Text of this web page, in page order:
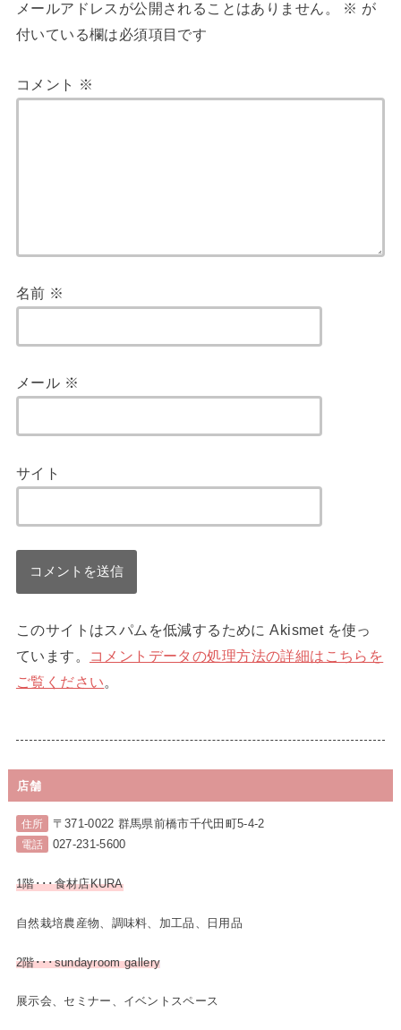
メールアドレスが公開されることはありません。 ※ が
付いている欄は必須項目です
コメント ※
名前 ※
メール ※
サイト
このサイトはスパムを低減するために Akismet を使っ
ています。
コメントデータの処理方法の詳細はこちらを
ご覧ください。
店舗
住所 〒371-0022 群馬県前橋市千代田町5-4-2
電話 027-231-5600
1階･･･食材店KURA
自然栽培農産物、調味料、加工品、日用品
2階･･･sundayroom gallery
展示会、セミナー、イベントスペース